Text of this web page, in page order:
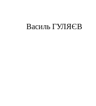
ГУЛЯЄВ